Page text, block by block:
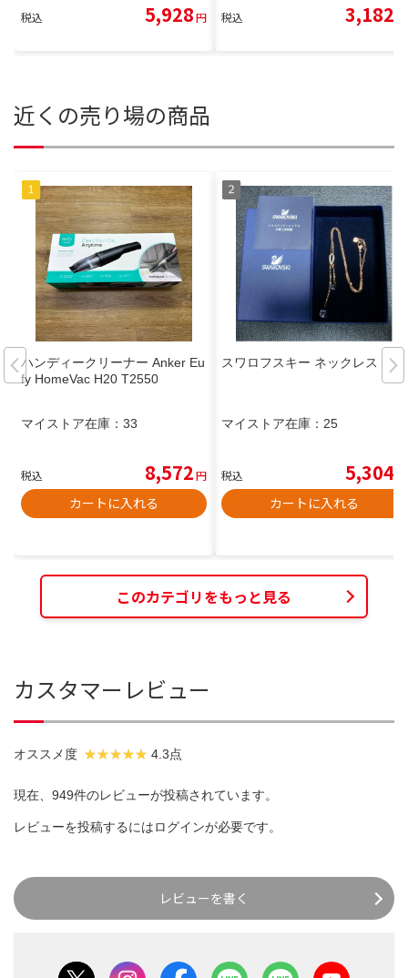
税込 5,928円 税込 3,182
近くの売り場の商品
ハンディークリーナー Anker Eu
fy HomeVac H20 T2550
マイストア在庫： 33
税込 8,572円
カートに入れる
スワロフスキー ネックレス
マイストア在庫： 25
税込 5,304
カートに入れる
このカテゴリをもっと見る
カスタマーレビュー
オススメ度 4.3点
現在、949件のレビューが投稿されています。
レビューを投稿するにはログインが必要です。
レビューを書く